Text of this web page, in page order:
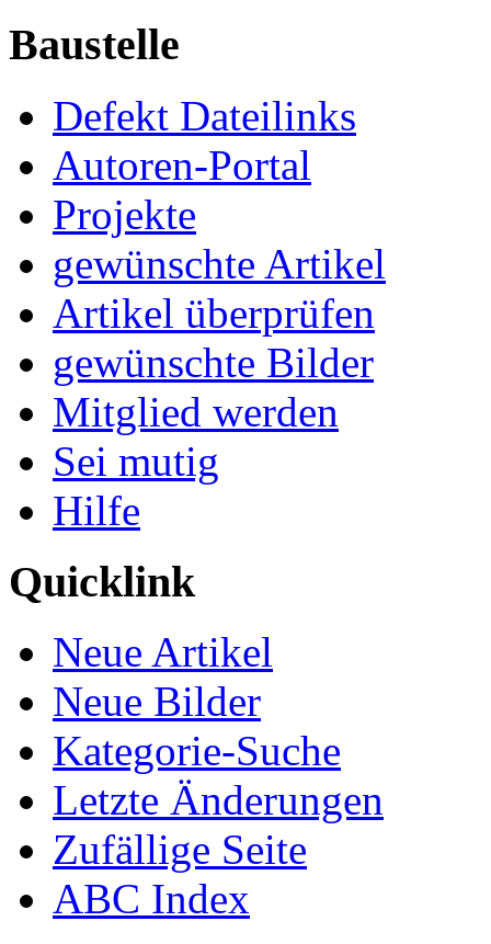
Baustelle
Defekt Dateilinks
Autoren-Portal
Projekte
gewünschte Artikel
Artikel überprüfen
gewünschte Bilder
Mitglied werden
Sei mutig
Hilfe
Quicklink
Neue Artikel
Neue Bilder
Kategorie-Suche
Letzte Änderungen
Zufällige Seite
ABC Index